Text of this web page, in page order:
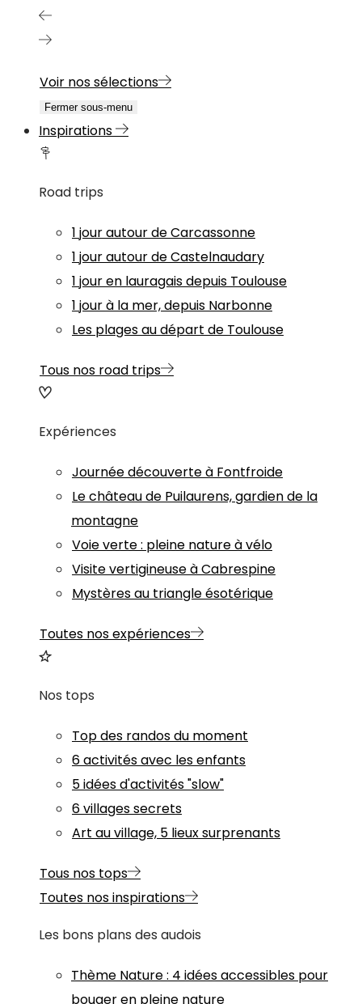
Voir nos sélections
Fermer sous-menu
Inspirations
Road trips
1 jour autour de Carcassonne
1 jour autour de Castelnaudary
1 jour en lauragais depuis Toulouse
1 jour à la mer, depuis Narbonne
Les plages au départ de Toulouse
Tous nos road trips
Expériences
Journée découverte à Fontfroide
Le château de Puilaurens, gardien de la
montagne
Voie verte : pleine nature à vélo
Visite vertigineuse à Cabrespine
Mystères au triangle ésotérique
Toutes nos expériences
Nos tops
Top des randos du moment
6 activités avec les enfants
5 idées d'activités "slow"
6 villages secrets
Art au village, 5 lieux surprenants
Tous nos tops
Toutes nos inspirations
Les bons plans des audois
Thème Nature: 4 idées accessibles pour
bouger en pleine nature